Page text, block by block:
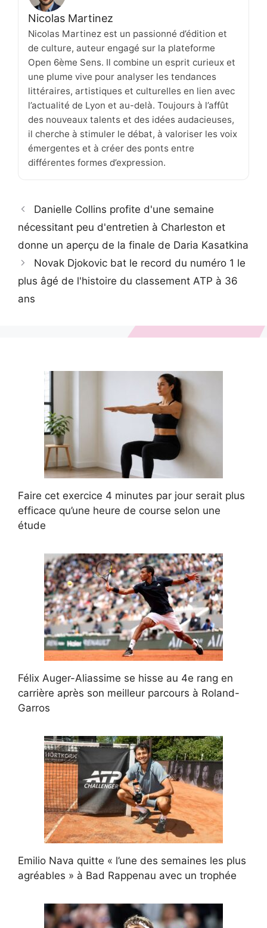
Nicolas Martinez
Nicolas Martinez est un passionné d’édition et
de culture, auteur engagé sur la plateforme
Open 6ème Sens. Il combine un esprit curieux et
une plume vive pour analyser les tendances
littéraires, artistiques et culturelles en lien avec
l’actualité de Lyon et au-delà. Toujours à l’affût
des nouveaux talents et des idées audacieuses,
il cherche à stimuler le débat, à valoriser les voix
émergentes et à créer des ponts entre
différentes formes d’expression.
Danielle Collins profite d'une semaine
nécessitant peu d'entretien à Charleston et
donne un aperçu de la finale de Daria Kasatkina
Novak Djokovic bat le record du numéro 1 le
plus âgé de l'histoire du classement ATP à 36
ans
Faire cet exercice 4 minutes par jour serait plus
efficace qu’une heure de course selon une
étude
Félix Auger-Aliassime se hisse au 4e rang en
carrière après son meilleur parcours à Roland-
Garros
Emilio Nava quitte « l’une des semaines les plus
agréables » à Bad Rappenau avec un trophée